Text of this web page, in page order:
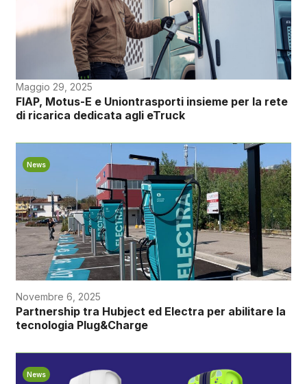
Maggio 29, 2025
FIAP, Motus-E e Uniontrasporti insieme per la rete
di ricarica dedicata agli eTruck
News
Novembre 6, 2025
Partnership tra Hubject ed Electra per abilitare la
tecnologia Plug&Charge
News